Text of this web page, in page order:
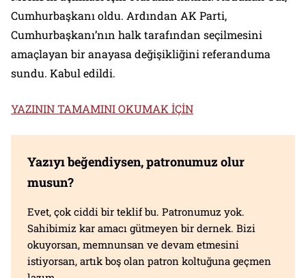
Cumhurbaşkanı oldu. Ardından AK Parti,
Cumhurbaşkanı’nın halk tarafından seçilmesini
amaçlayan bir anayasa değişikliğini referanduma
sundu. Kabul edildi.
YAZININ TAMAMINI OKUMAK İÇİN
Yazıyı beğendiysen, patronumuz olur
musun?
Evet, çok ciddi bir teklif bu. Patronumuz yok.
Sahibimiz kar amacı gütmeyen bir dernek. Bizi
okuyorsan, memnunsan ve devam etmesini
istiyorsan, artık boş olan patron koltuğuna geçmen